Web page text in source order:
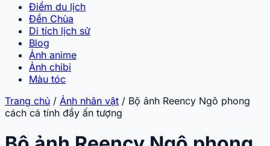
Điểm du lịch
Đền Chùa
Di tích lịch sử
Blog
Ảnh anime
Ảnh chibi
Màu tóc
Trang chủ / Ảnh nhân vật / Bộ ảnh Reency Ngô phong
cách cá tính đầy ấn tượng